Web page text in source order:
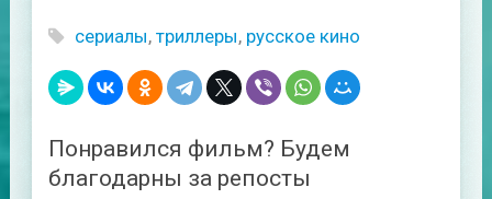
сериалы, триллеры, русское кино
Понравился фильм? Будем
благодарны за репосты